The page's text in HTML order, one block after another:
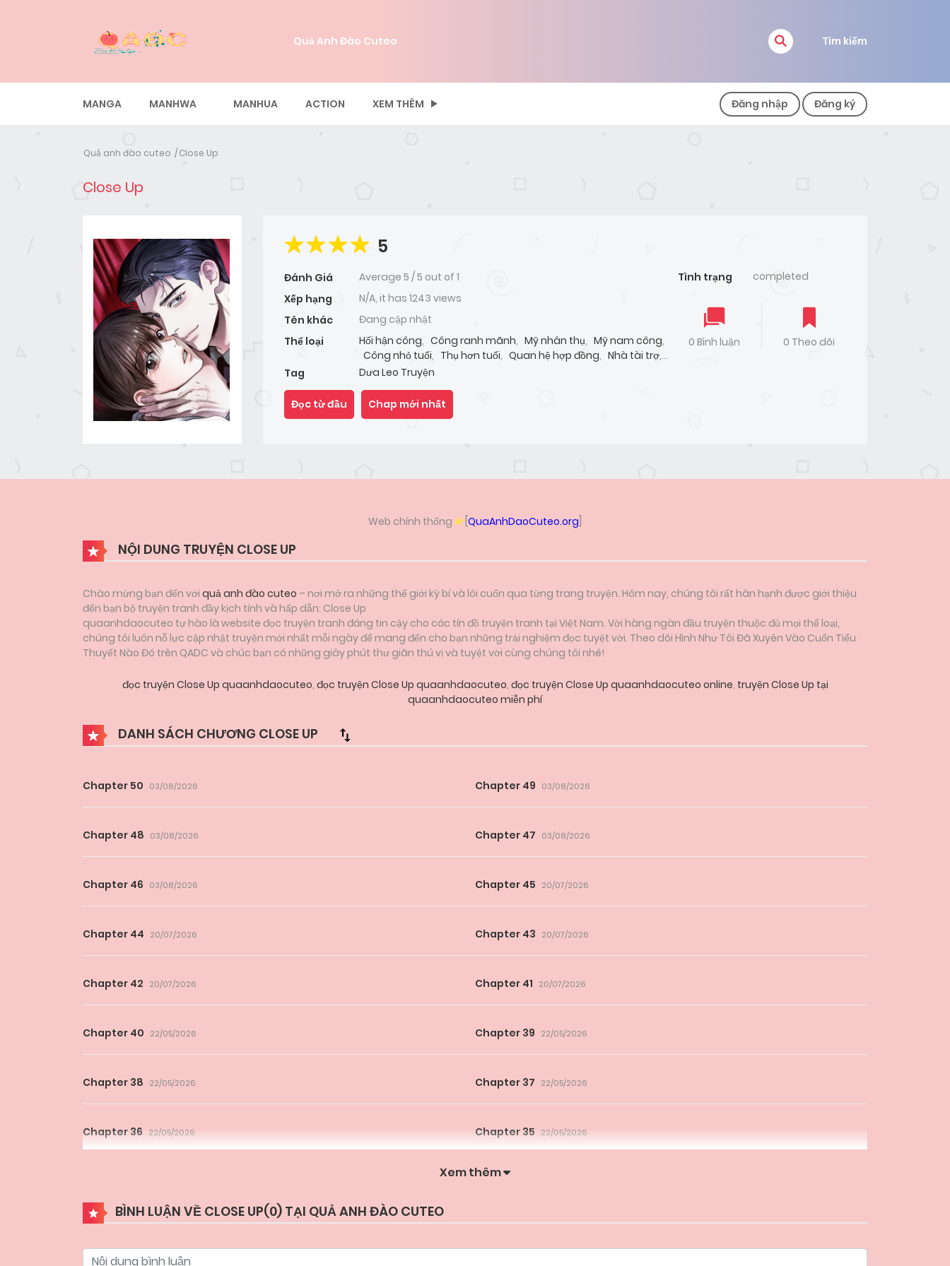
Quả Anh Đào Cuteo Tìm kiếm
MANGA MANHWA MANHUA ACTION XEM THÊM Đăng nhập Đăng ký
Quả anh đào cuteo Close Up
Close Up
5
Đánh Giá Average 5 /5 out of 1
Xếp hạng
N/A, it has 1243 views
Tên khác
Đang cập nhật
Thể loại
Hối hận công, Công ranh mãnh, Mỹ nhân thụ, Mỹ nam công,
Công nhỏ tuổi, Thụ hơn tuổi, Quan hệ hợp đồng, Nhà tài trợ,
BL, Người nổi tiếng
Tag Dưa Leo Truyện
Tình trạng completed
0 Bình luận 0 Theo dõi
Đọc từ đầu Chap mới nhất
Web chính thống [QuaAnhDaoCuteo.org
NỘI DUNG TRUYỆN CLOSE UP
Chào mừng bạn đến với quả anh đào cuteo – nơi mở ra những thế giới kỳ bí và lôi cuốn qua từng trang truyện. Hôm nay, chúng tôi rất hân hạnh được giới thiệu
đến bạn bộ truyện tranh đầy kịch tính và hấp dẫn: Close Up
quaanhdaocuteo tự hào là website đọc truyện tranh đáng tin cậy cho các tín đồ truyện tranh tại Việt Nam. Với hàng ngàn đầu truyện thuộc đủ mọi thể loại,
chúng tôi luôn nỗ lực cập nhật truyện mới nhất mỗi ngày để mang đến cho bạn những trải nghiệm đọc tuyệt vời. Theo dõi Hình Như Tôi Đã Xuyên Vào Cuốn Tiểu
Thuyết Nào Đó trên QADC và chúc bạn có những giây phút thư giãn thú vị và tuyệt vời cùng chúng tôi nhé!
đọc truyện Close Up quaanhdaocuteo, đọc truyện Close Up quaanhdaocuteo, đọc truyện Close Up quaanhdaocuteo online, truyện Close Up tại
quaanhdaocuteo miễn phí
DANH SÁCH CHƯƠNG CLOSE UP
Chapter 50 03/08/2026 Chapter 49 03/08/2026
Chapter 48 03/08/2026 Chapter 47 03/08/2026
Chapter 46 03/08/2026 Chapter 45 20/07/2026
Chapter 44 20/07/2026 Chapter 43 20/07/2026
Chapter 42 20/07/2026 Chapter 41 20/07/2026
Chapter 40 22/05/2026 Chapter 39 22/05/2026
Chapter 38 22/05/2026 Chapter 37 22/05/2026
Chapter 36 22/05/2026 Chapter 35 22/05/2026
Xem thêm
BÌNH LUẬN VỀ CLOSE UP(0) TẠI QUẢ ANH ĐÀO CUTEO